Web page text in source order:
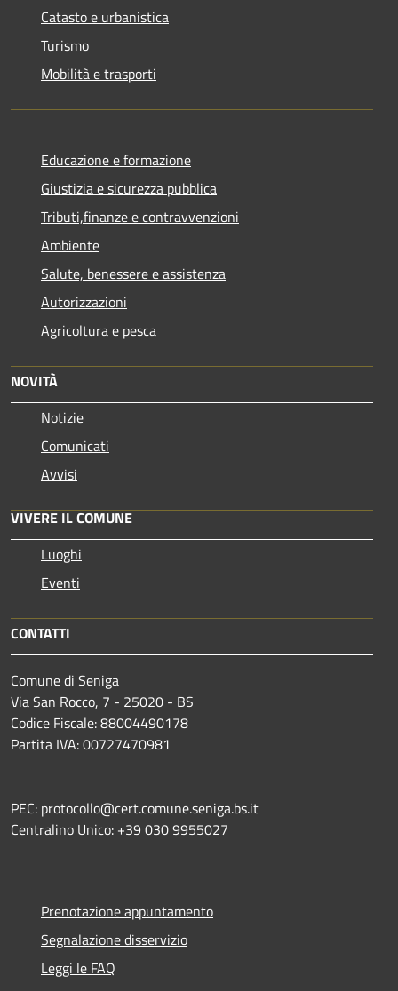
Catasto e urbanistica
Turismo
Mobilità e trasporti
Educazione e formazione
Giustizia e sicurezza pubblica
Tributi,finanze e contravvenzioni
Ambiente
Salute, benessere e assistenza
Autorizzazioni
Agricoltura e pesca
NOVITÀ
Notizie
Comunicati
Avvisi
VIVERE IL COMUNE
Luoghi
Eventi
CONTATTI
Comune di Seniga
Via San Rocco, 7 - 25020 - BS
Codice Fiscale: 88004490178
Partita IVA: 00727470981
PEC: protocollo@cert.comune.seniga.bs.it
Centralino Unico: +39 030 9955027
Prenotazione appuntamento
Segnalazione disservizio
Leggi le FAQ